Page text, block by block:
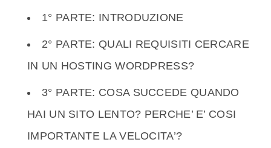
1° PARTE: INTRODUZIONE
2° PARTE: QUALI REQUISITI CERCARE
IN UN HOSTING WORDPRESS?
3° PARTE: COSA SUCCEDE QUANDO
HAI UN SITO LENTO? PERCHE’ E’ COSI
IMPORTANTE LA VELOCITA’?